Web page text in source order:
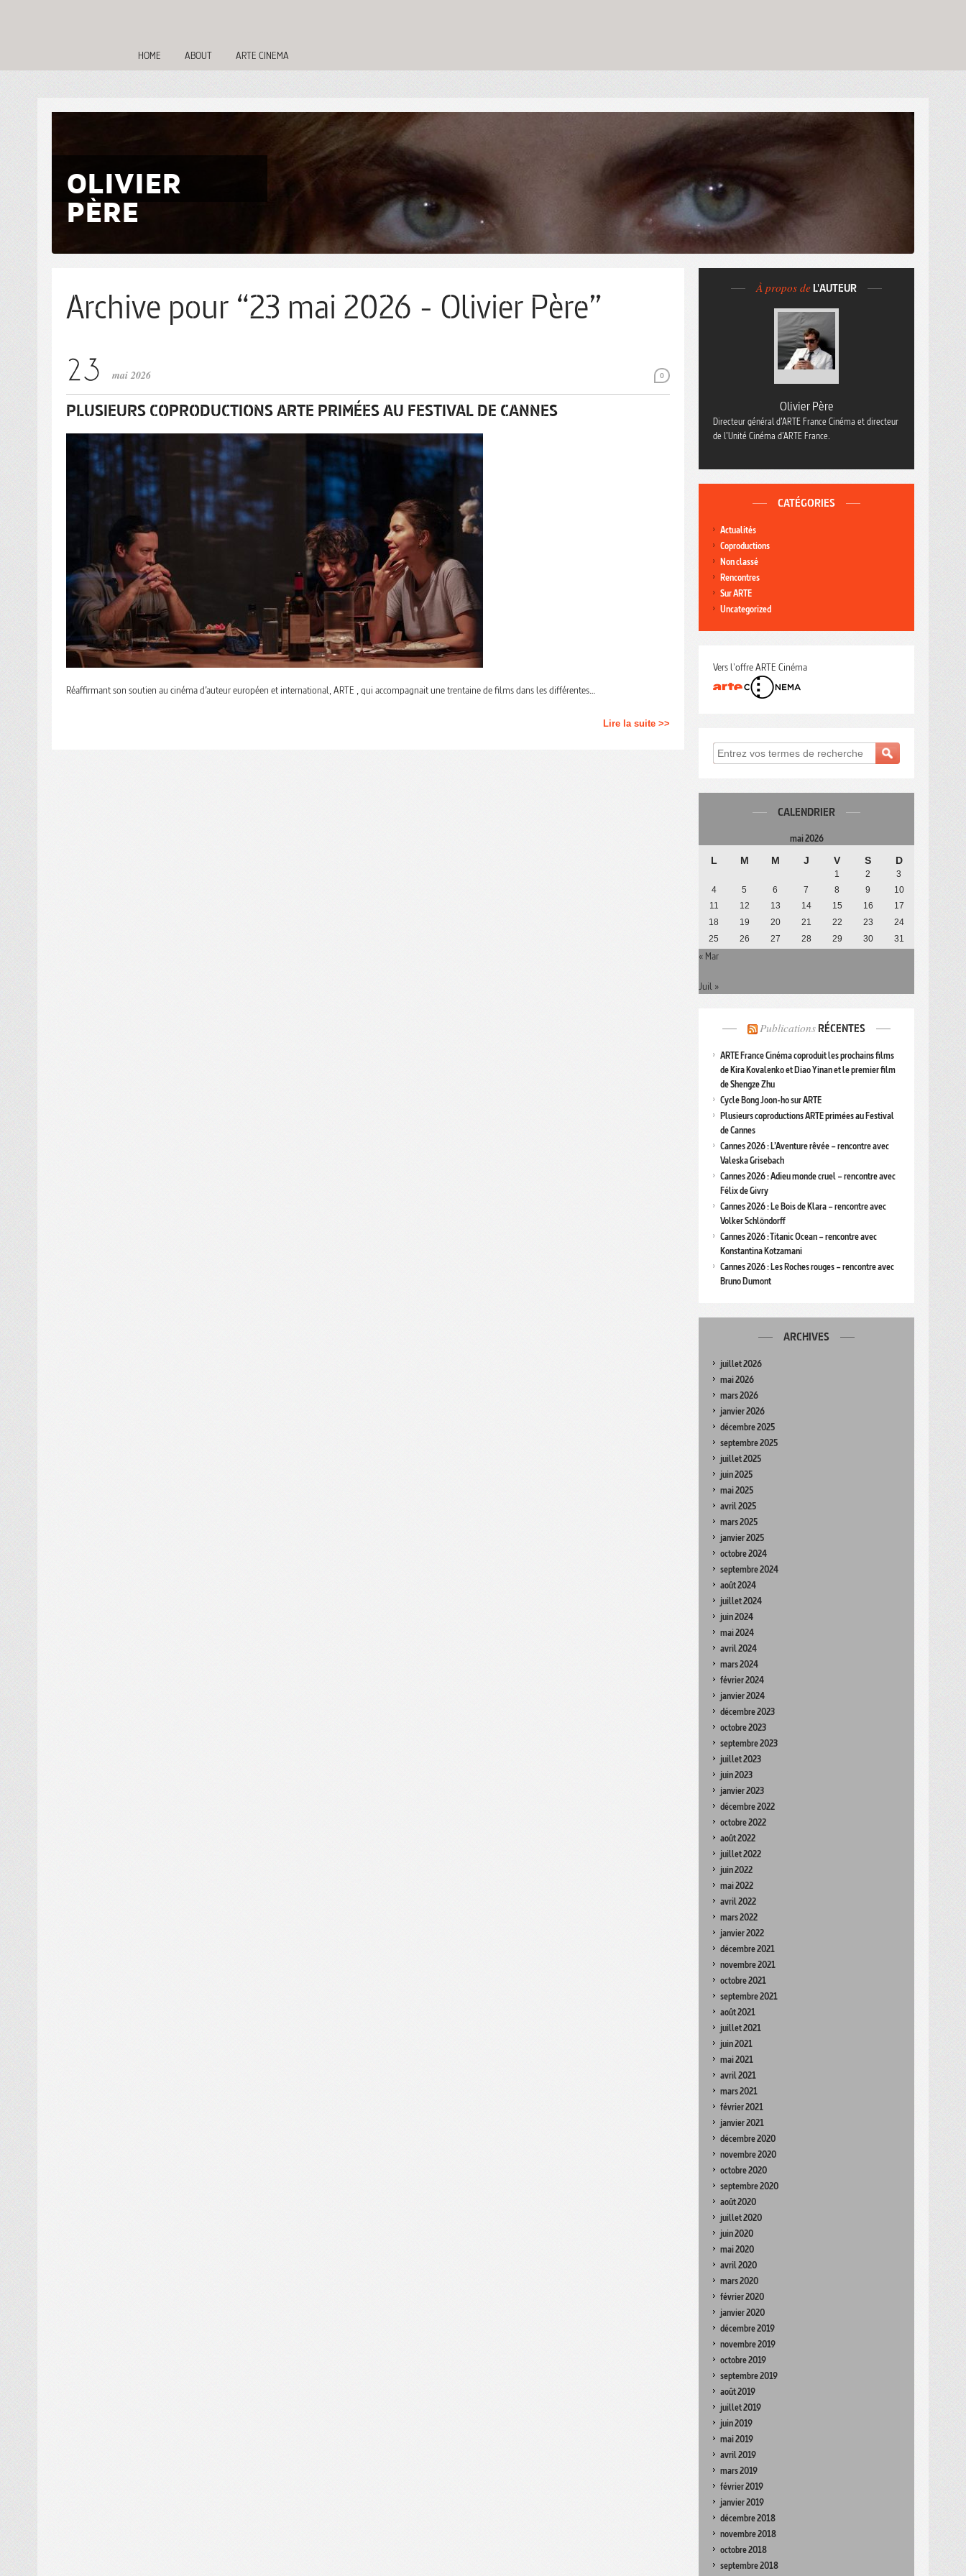
HOME ABOUT ARTE CINEMA
OLIVIER
PÈRE
Archive pour “23 mai 2026 - Olivier Père”
0
mai 2026
PLUSIEURS COPRODUCTIONS ARTE PRIMÉES AU FESTIVAL DE CANNES
Réaffirmant son soutien au cinéma d’auteur européen et international, ARTE , qui accompagnait une trentaine de films dans les différentes…
Lire la suite >>
À propos de L'AUTEUR
Olivier Père
Directeur général d’ARTE France Cinéma et directeur
de l’Unité Cinéma d’ARTE France.
CATÉGORIES
Actualités
Coproductions
Non classé
Rencontres
Sur ARTE
Uncategorized
Vers l'offre ARTE Cinéma
CALENDRIER
mai 2026
L M M J V S D
1 2
3
4
5 6 7 8 9
10
11
12 13 14 15 16
17
18
19 20 21 22 23
24
25
26 27 28 29 30 31
« Mar
Juil »
Publications RÉCENTES
ARTE France Cinéma coproduit les prochains films
de Kira Kovalenko et Diao Yinan et le premier film
de Shengze Zhu
Cycle Bong Joon-ho sur ARTE
Plusieurs coproductions ARTE primées au Festival
de Cannes
Cannes 2026 : L’Aventure rêvée – rencontre avec
Valeska Grisebach
Cannes 2026 : Adieu monde cruel – rencontre avec
Félix de Givry
Cannes 2026 : Le Bois de Klara – rencontre avec
Volker Schlöndorff
Cannes 2026 : Titanic Ocean – rencontre avec
Konstantina Kotzamani
Cannes 2026 : Les Roches rouges – rencontre avec
Bruno Dumont
ARCHIVES
juillet 2026
mai 2026
mars 2026
janvier 2026
décembre 2025
septembre 2025
juillet 2025
juin 2025
mai 2025
avril 2025
mars 2025
janvier 2025
octobre 2024
septembre 2024
août 2024
juillet 2024
juin 2024
mai 2024
avril 2024
mars 2024
février 2024
janvier 2024
décembre 2023
octobre 2023
septembre 2023
juillet 2023
juin 2023
janvier 2023
décembre 2022
octobre 2022
août 2022
juillet 2022
juin 2022
mai 2022
avril 2022
mars 2022
janvier 2022
décembre 2021
novembre 2021
octobre 2021
septembre 2021
août 2021
juillet 2021
juin 2021
mai 2021
avril 2021
mars 2021
février 2021
janvier 2021
décembre 2020
novembre 2020
octobre 2020
septembre 2020
août 2020
juillet 2020
juin 2020
mai 2020
avril 2020
mars 2020
février 2020
janvier 2020
décembre 2019
novembre 2019
octobre 2019
septembre 2019
août 2019
juillet 2019
juin 2019
mai 2019
avril 2019
mars 2019
février 2019
janvier 2019
décembre 2018
novembre 2018
octobre 2018
septembre 2018